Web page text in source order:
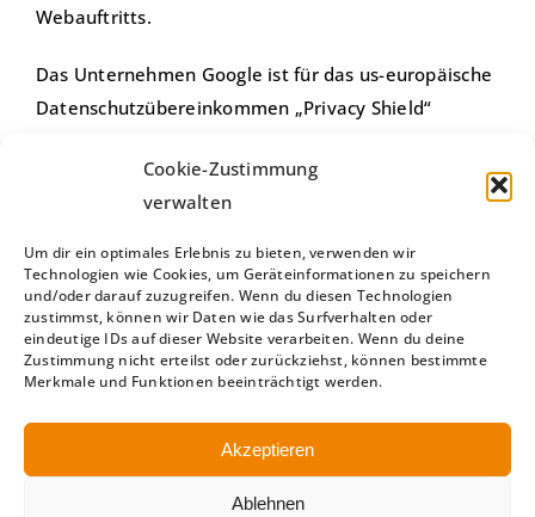
Cookie-Zustimmung
verwalten
Um dir ein optimales Erlebnis zu bieten, verwenden wir
Technologien wie Cookies, um Geräteinformationen zu speichern
und/oder darauf zuzugreifen. Wenn du diesen Technologien
zustimmst, können wir Daten wie das Surfverhalten oder
eindeutige IDs auf dieser Website verarbeiten. Wenn du deine
Zustimmung nicht erteilst oder zurückziehst, können bestimmte
Merkmale und Funktionen beeinträchtigt werden.
Akzeptieren
Ablehnen
Webauftritts.
Das Unternehmen Google ist für das us-europäische
Datenschutzübereinkommen „Privacy Shield“
die Einhaltung des in der EU geltenden
Datenschutzniveaus gewährleisten.
Einzelheiten über Google Web Fonts finden Sie
unter:
https://www.google.com/fonts#AboutPlace:about
und weitere Informationen in den
Datenschutzbestimmungen von Google: